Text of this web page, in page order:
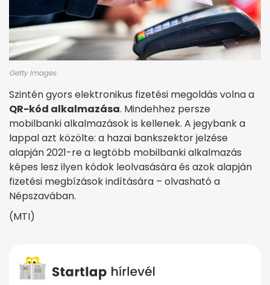
Getty Images
Szintén gyors elektronikus fizetési megoldás volna a
QR-kód alkalmazása. Mindehhez persze
mobilbanki alkalmazások is kellenek. A jegybank a
lappal azt közölte: a hazai bankszektor jelzése
alapján 2021-re a legtöbb mobilbanki alkalmazás
képes lesz ilyen kódok leolvasására és azok alapján
fizetési megbízások indítására – olvasható a
Népszavában.
(MTI)